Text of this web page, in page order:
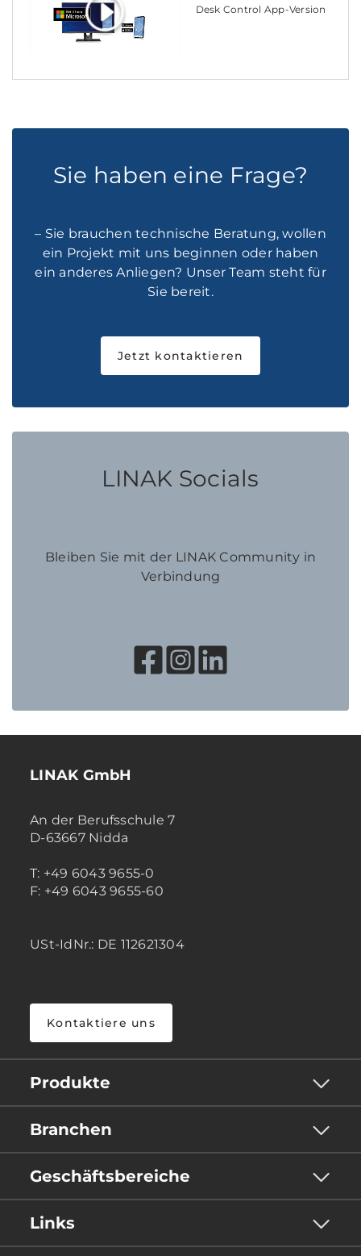
Desk Control App-Version
Sie haben eine Frage?
– Sie brauchen technische Beratung, wollen
ein Projekt mit uns beginnen oder haben
ein anderes Anliegen? Unser Team steht für
Sie bereit.
Jetzt kontaktieren
LINAK Socials
Bleiben Sie mit der LINAK Community in
Verbindung
LINAK GmbH
An der Berufsschule 7
D-63667 Nidda
T: +49 6043 9655-0
F: +49 6043 9655-60
USt-IdNr.: DE 112621304
Kontaktiere uns
Produkte
Branchen
Geschäftsbereiche
Links